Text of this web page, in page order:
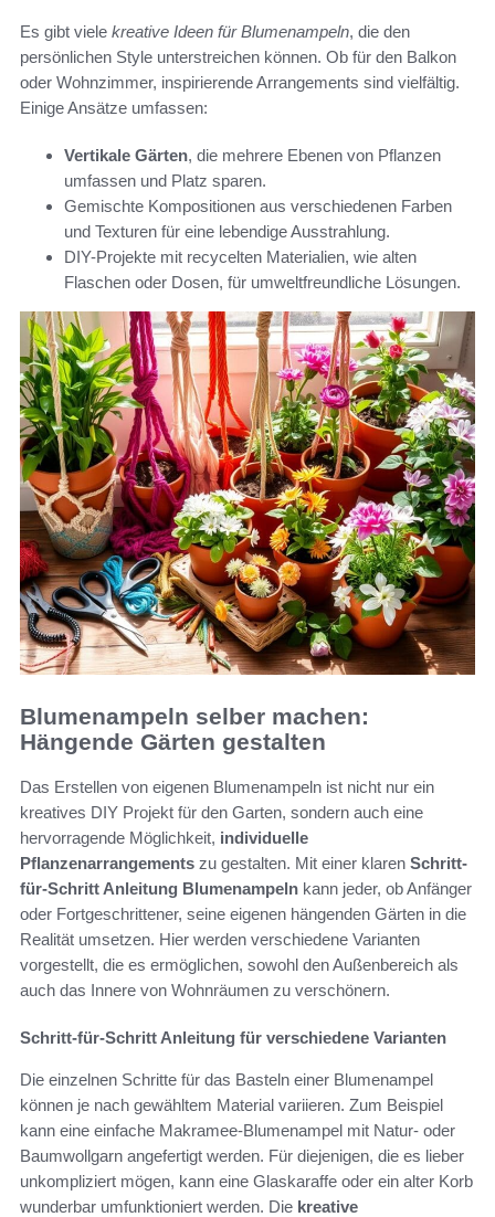
Es gibt viele kreative Ideen für Blumenampeln, die den
persönlichen Style unterstreichen können. Ob für den Balkon
oder Wohnzimmer, inspirierende Arrangements sind vielfältig.
Einige Ansätze umfassen:
Vertikale Gärten, die mehrere Ebenen von Pflanzen
umfassen und Platz sparen.
Gemischte Kompositionen aus verschiedenen Farben
und Texturen für eine lebendige Ausstrahlung.
DIY-Projekte mit recycelten Materialien, wie alten
Flaschen oder Dosen, für umweltfreundliche Lösungen.
Blumenampeln selber machen:
Hängende Gärten gestalten
Das Erstellen von eigenen Blumenampeln ist nicht nur ein
kreatives DIY Projekt für den Garten, sondern auch eine
hervorragende Möglichkeit, individuelle
Pflanzenarrangements zu gestalten. Mit einer klaren Schritt-
für-Schritt Anleitung Blumenampeln kann jeder, ob Anfänger
oder Fortgeschrittener, seine eigenen hängenden Gärten in die
Realität umsetzen. Hier werden verschiedene Varianten
vorgestellt, die es ermöglichen, sowohl den Außenbereich als
auch das Innere von Wohnräumen zu verschönern.
Schritt-für-Schritt Anleitung für verschiedene Varianten
Die einzelnen Schritte für das Basteln einer Blumenampel
können je nach gewähltem Material variieren. Zum Beispiel
kann eine einfache Makramee-Blumenampel mit Natur- oder
Baumwollgarn angefertigt werden. Für diejenigen, die es lieber
unkompliziert mögen, kann eine Glaskaraffe oder ein alter Korb
wunderbar umfunktioniert werden. Die kreative